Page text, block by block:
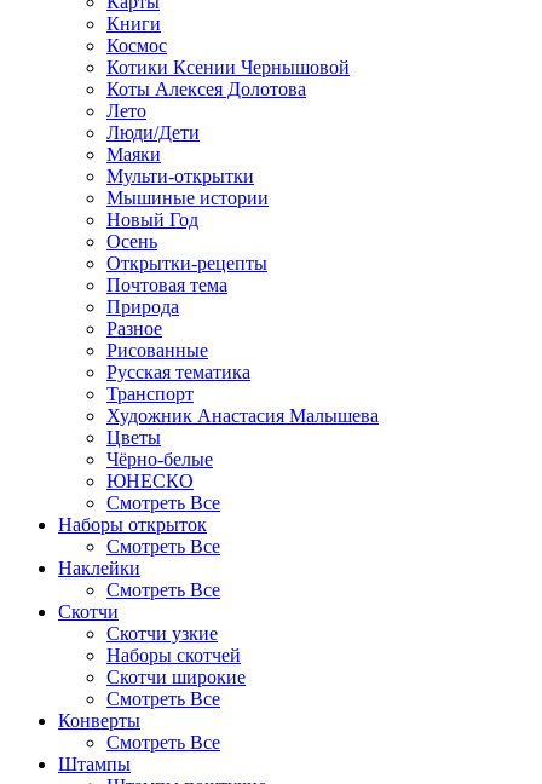
Книги
Космос
Котики Ксении Чернышовой
Коты Алексея Долотова
Лето
Люди/Дети
Маяки
Мульти-открытки
Мышиные истории
Новый Год
Осень
Открытки-рецепты
Почтовая тема
Природа
Разное
Рисованные
Русская тематика
Транспорт
Художник Анастасия Малышева
Цветы
Чёрно-белые
ЮНЕСКО
Смотреть Все
Наборы открыток
Смотреть Все
Наклейки
Смотреть Все
Скотчи
Скотчи узкие
Наборы скотчей
Скотчи широкие
Смотреть Все
Конверты
Смотреть Все
Штампы